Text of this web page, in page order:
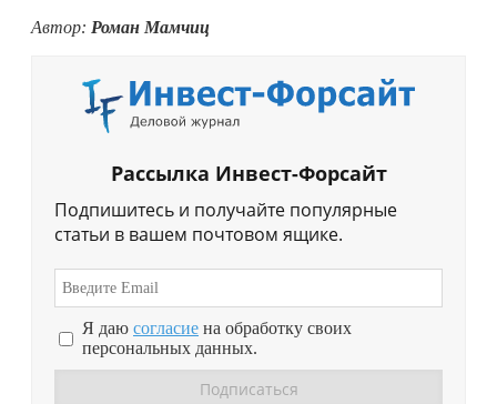
Автор: Роман Мамчиц
Рассылка Инвест-Форсайт
Подпишитесь и получайте популярные
статьи в вашем почтовом ящике.
Я даю согласие на обработку своих
персональных данных.